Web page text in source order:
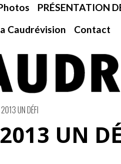
PRÉSENTATION
Caudrévision
Contact
UN DÉFI
UN